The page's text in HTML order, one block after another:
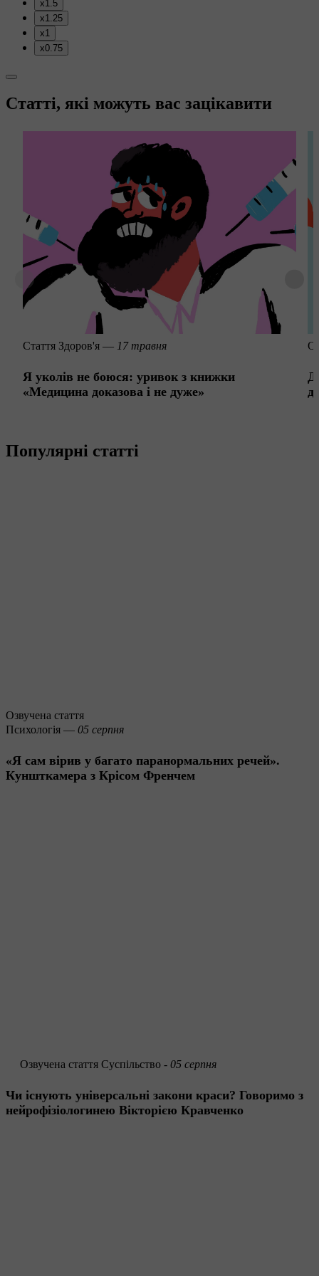
x1.5
x1.25
x1
x0.75
Статті, які можуть вас зацікавити
Стаття Здоров'я — 17 травня
Я уколів не боюся: уривок з книжки
«Медицина доказова і не дуже»
Популярні статті
Озвучена стаття
Психологія — 05 серпня
«Я сам вірив у багато паранормальних речей».
Куншткамера з Крісом Френчем
Озвучена стаття Суспільство - 05 серпня
Чи існують універсальні закони краси? Говоримо з
нейрофізіологинею Вікторією Кравченко